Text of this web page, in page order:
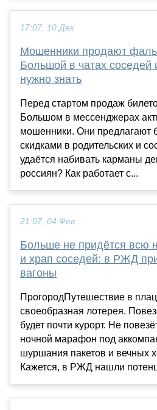
17:07, 10 Дек
Мошенники продают
Большой в чатах соседей
нужно знать
Перед стартом продаж
Большом в мессенджерах
мошенники. Они предлагают
скидками в родительских и
удаётся набивать карманы
россиян? Как работает с...
21:07, 04 Фев
Больше не придётся всю
и храп соседей: в РЖД
вагоны
ПрогородПутешествие в
своеобразная лотерея.
будет почти курорт. Не
ночной марафон под
шуршания пакетов и вечных
Кажется, в РЖД нашли